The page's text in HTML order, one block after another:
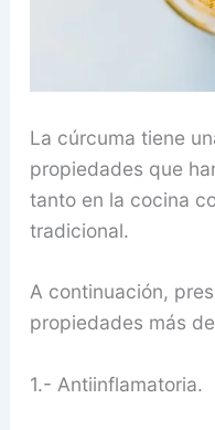
La cúrcuma tiene
propiedades que
tanto en la cocina
tradicional.
A continuación,
propiedades más
1.- Antiinflamatoria.